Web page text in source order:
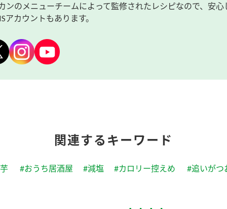
ンのメニューチームによって監修されたレシピなので、安心
アカウントもあります。
関連するキーワード
#おうち居酒屋 #減塩 #カロリー控えめ #追いがつ